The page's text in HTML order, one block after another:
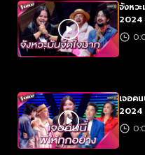
จังหว
2024
เจอค
2024